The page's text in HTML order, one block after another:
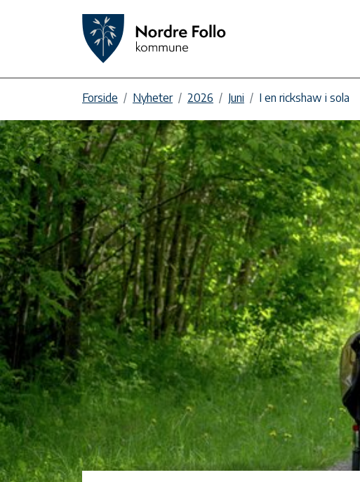
Forside Nyheter 2026 Juni I en rickshaw i sola